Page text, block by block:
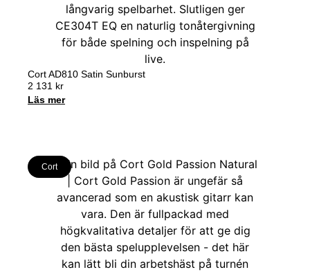
Cort AD810 Satin Sunburst
2 131 kr
Läs mer
Cort